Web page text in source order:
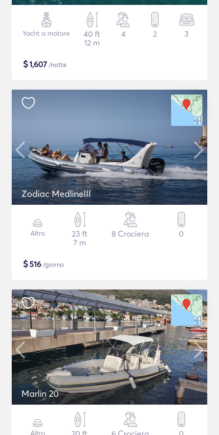
Yacht a motore
40 ft
12 m
4 2 3
$1,607 /notte
Zodiac MedlineIII
Altro
23 ft
7 m
8 Crociera 0
$516 /giorno
Marlin 20
Altro